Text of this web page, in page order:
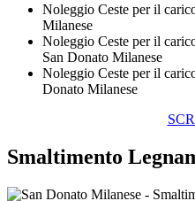
Noleggio Ceste per il
Milanese
Noleggio Ceste per il
San Donato Milanese
Noleggio Ceste per il
Donato Milanese
Smaltimento